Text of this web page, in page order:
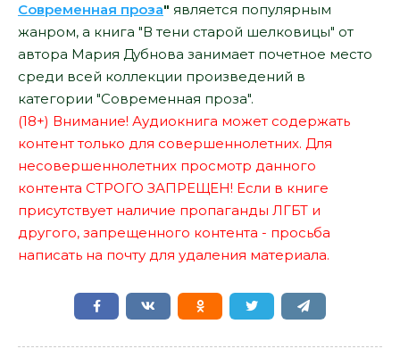
Современная проза" является популярным
жанром, а книга "В тени старой шелковицы" от
автора Мария Дубнова занимает почетное место
среди всей коллекции произведений в
категории "Современная проза".
(18+) Внимание! Аудиокнига может содержать
контент только для совершеннолетних. Для
несовершеннолетних просмотр данного
контента СТРОГО ЗАПРЕЩЕН! Если в книге
присутствует наличие пропаганды ЛГБТ и
другого, запрещенного контента - просьба
написать на почту для удаления материала.